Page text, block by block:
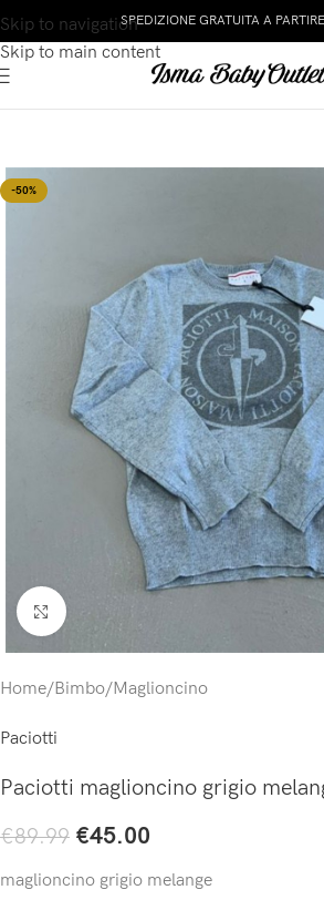
Skip to navigation
Skip to main content
SPEDIZIONE GRATUITA A
-50%
Click to enlarge
Home/Bimbo/Maglioncino
Paciotti
Paciotti maglioncino grigio
€89.99 €45.00
maglioncino grigio melange